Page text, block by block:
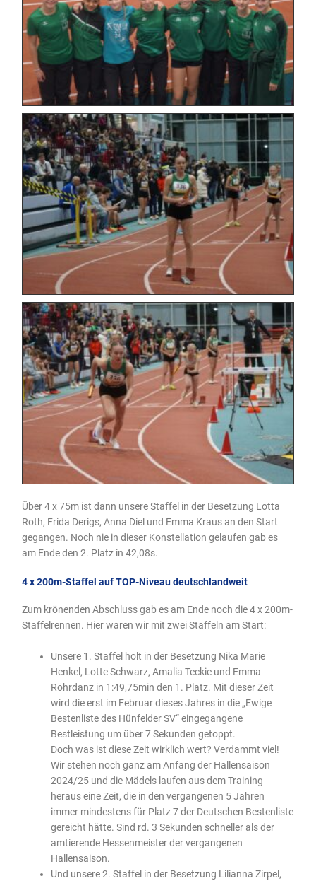
Über 4 x 75m ist dann unsere Staffel in der Besetzung Lotta
Roth, Frida Derigs, Anna Diel und Emma Kraus an den Start
gegangen. Noch nie in dieser Konstellation gelaufen gab es
am Ende den 2. Platz in 42,08s.
4 x 200m-Staffel auf TOP-Niveau deutschlandweit
Zum krönenden Abschluss gab es am Ende noch die 4 x 200m-
Staffelrennen. Hier waren wir mit zwei Staffeln am Start:
Unsere 1. Staffel holt in der Besetzung Nika Marie
Henkel, Lotte Schwarz, Amalia Teckie und Emma
Röhrdanz in 1:49,75min den 1. Platz. Mit dieser Zeit
wird die erst im Februar dieses Jahres in die „Ewige
Bestenliste des Hünfelder SV“ eingegangene
Bestleistung um über 7 Sekunden getoppt.
Doch was ist diese Zeit wirklich wert? Verdammt viel!
Wir stehen noch ganz am Anfang der Hallensaison
2024/25 und die Mädels laufen aus dem Training
heraus eine Zeit, die in den vergangenen 5 Jahren
immer mindestens für Platz 7 der Deutschen Bestenliste
gereicht hätte. Sind rd. 3 Sekunden schneller als der
amtierende Hessenmeister der vergangenen
Hallensaison.
Und unsere 2. Staffel in der Besetzung Lilianna Zirpel,